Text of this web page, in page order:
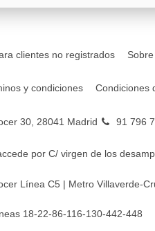
clientes no registrados
y condiciones Condiciones
30, 28041 Madrid 91 796
por C/ virgen de los
Línea C5 | Metro Villaverde-
18-22-86-116-130-442-448